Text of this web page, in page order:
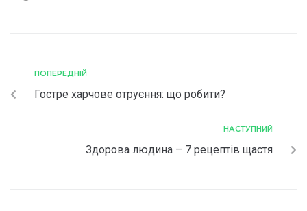
ПОПЕРЕДНІЙ
Гостре харчове отруєння: що робити?
НАСТУПНИЙ
Здорова людина – 7 рецептів щастя